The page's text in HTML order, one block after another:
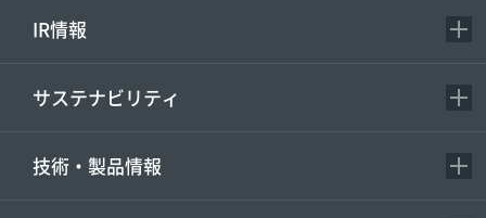
IR情報
サステナビリティ
技術・製品情報